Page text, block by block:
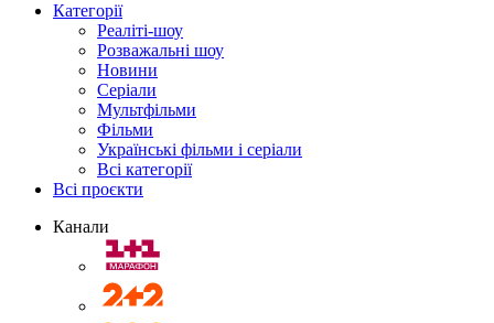
Категорії
Реаліті-шоу
Розважальні шоу
Новини
Серіали
Мультфільми
Фільми
Українські фільми і серіали
Всі категорії
Всі проєкти
Канали